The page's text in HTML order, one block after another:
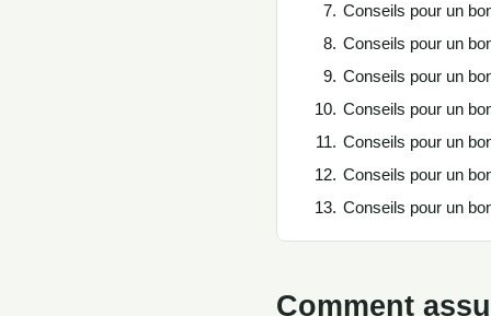
Conseils pour un
Conseils pour un
Conseils pour un
Conseils pour un
Conseils pour un
Conseils pour un
Conseils pour un
Comment